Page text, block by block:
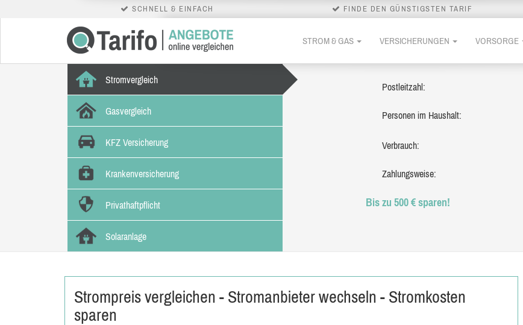
SCHNELL & EINFACH FINDE DEN GÜNSTIGSTEN TARIF
STROM & GAS VERSICHERUNGEN VORSORGE
Stromvergleich
Gasvergleich
KFZ Versicherung
Krankenversicherung
Privathaftpflicht
Solaranlage
Postleitzahl:
Personen im Haushalt:
Verbrauch:
Zahlungsweise:
Bis zu 500 € sparen!
Strompreis vergleichen - Stromanbieter wechseln - Stromkosten
sparen